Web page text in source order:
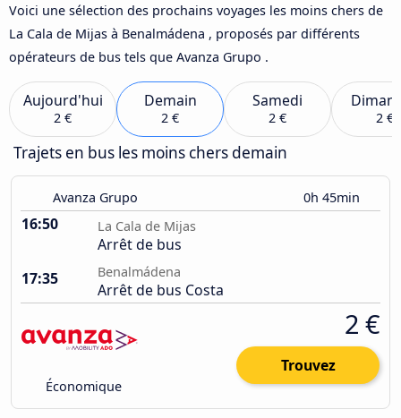
Voici une sélection des prochains voyages les moins chers de
La Cala de Mijas à Benalmádena , proposés par différents
opérateurs de bus tels que Avanza Grupo .
Aujourd'hui
2 €
Demain
2 €
Samedi
2 € 2 €
Trajets en bus les moins chers demain
Avanza Grupo 0h 45min
16:50 La Cala de Mijas
Arrêt de bus
17:35
Benalmádena
Arrêt de bus Costa
Économique
2 €
Trouvez